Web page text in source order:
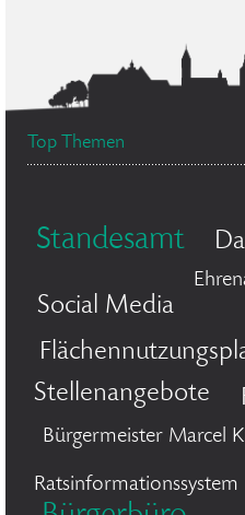
Top Themen
Standesamt
Social Media
Stellenangebote
Bürgermeister Marcel
Ratsinformationssystem